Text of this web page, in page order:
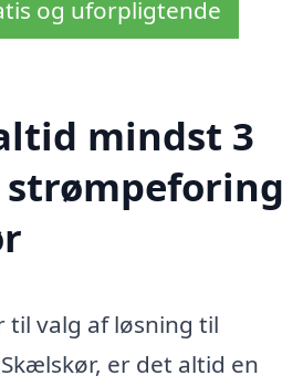
og uforpligtende
mindst 3
til valg af løsning til
er det altid en